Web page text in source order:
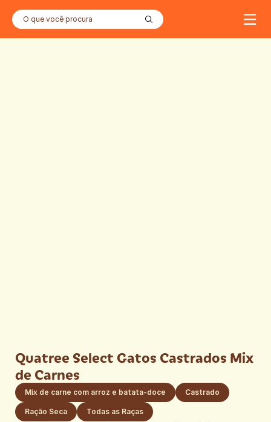
O que você procura
Quatree Select Gatos Castrados Mix
de Carnes
Mix de carne com arroz e batata-doce Castrado
Ração Seca
Todas as Raças